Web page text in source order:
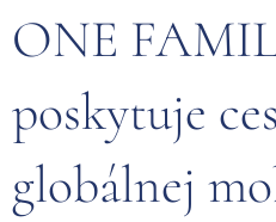
ONE
poskytuje
globálnej